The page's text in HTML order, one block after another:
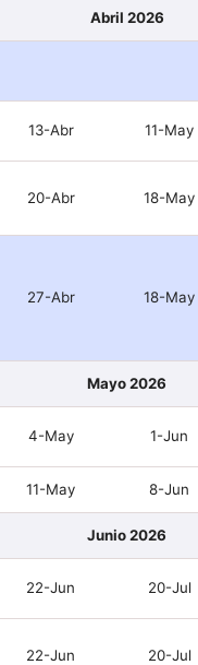
Abril 2026
13-Abr 11-May
20-Abr 18-May
27-Abr 18-May
Mayo 2026
4-May 1-Jun
11-May 8-Jun
Junio 2026
22-Jun 20-Jul
22-Jun 20-Jul